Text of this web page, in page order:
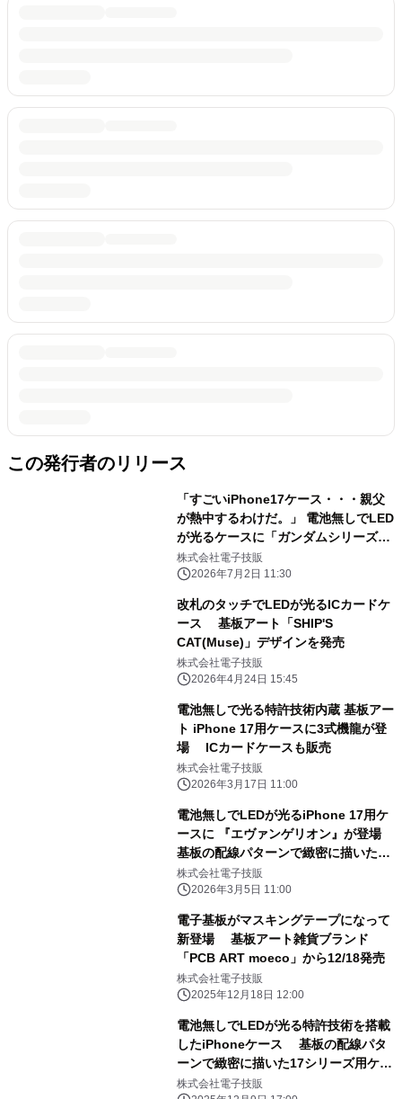
この発行者のリリース
「すごいiPhone17ケース・・・親父
が熱中するわけだ。」 電池無しでLED
が光るケースに「ガンダムシリーズ」
が登場 ガンダム、シャア専用ザク、
ラストシューティング、 ユニコーンガ
ム、 MSN-04FF サザビーの6種をリリ
ース
株式会社電子技販
2026年7月2日 11:30
改札のタッチでLEDが光るICカードケ
ース 基板アート「SHIP'S
CAT(Muse)」デザインを発売
株式会社電子技販
2026年4月24日 15:45
電池無しで光る特許技術内蔵 基板アー
ト iPhone 17用ケースに3式機龍が登
場 ICカードケースも販売
株式会社電子技販
2026年3月17日 11:00
電池無しでLEDが光るiPhone 17用ケ
ースに 『エヴァンゲリオン』が登場
基板の配線パターンで緻密に描いたア
ートデザイン 「エヴァンゲリオン初号
機」と「NERV」、 「エヴァンゲリオ
リース
株式会社電子技販
2026年3月5日 11:00
電子基板がマスキングテープになって
新登場 基板アート雑貨ブランド
「PCB ART moeco」から12/18発売
株式会社電子技販
2025年12月18日 12:00
電池無しでLEDが光る特許技術を搭載
したiPhoneケース 基板の配線パタ
ーンで緻密に描いた17シリーズ用ケー
スが登場 ～ 第1弾 東京回路線図・
株式会社電子技販